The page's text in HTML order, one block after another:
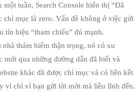
một tuần, Search Console hiển thị “Đã
chỉ mục là zero. Vấn đề không ở việc gửi
tín hiệu “tham chiếu” đủ mạnh.
thám hiểm thận trọng, nó có xu
mới qua những đường dẫn đã biết và
khác đã được chỉ mục và có liên kết
vì chỉ vì bạn gửi lời mời mà liều lĩnh đến.